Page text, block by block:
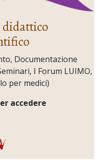
Documentazione
I Forum LUIMO,
per medici)
accedere